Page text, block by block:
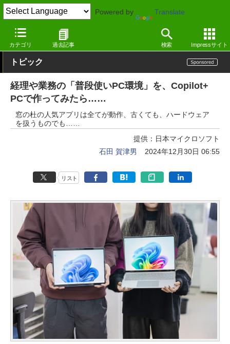
Powered by Translate
カテゴリ 過去記事 検索 Impressサイト
窓の杜 エンタメ ゲーム
トピック
経理や業務の「普段使いPC環境」を、Copilot+
PCで作ってみたら……
窓の杜の人気アプリは全てが動作、古くても、ハードウェア
を扱うものでも……
提供： 日本マイクロソフト
石田 賀津男
2024年12月30日 06:55
リスト